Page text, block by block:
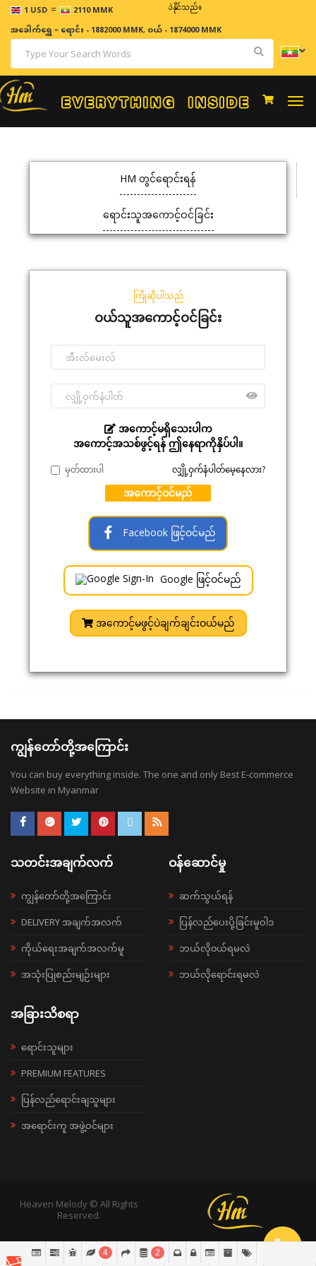
1 USD = 2110 MMK
ဈေးနှုန်းများသည် အချိန်နှင့် အမျှပြောင်းလဲနိုင်သည်။
အခေါက်ရွှေ=ရောင်း - 1882000 MMK, ဝယ် - 1874000 MMK
HM တွင်ရောင်းရန်
ရောင်းသူအကောင့်ဝင်ခြင်း
ကြိုဆိုပါသည်
ဝယ်သူအကောင့်ဝင်ခြင်း
အကောင့်မရှိသေးပါက
အကောင့်အသစ်ဖွင့်ရန် ဤနေရာကိုနှိပ်ပါ။
မှတ်ထားပါ လျှို့ဝှက်နံပါတ်မေ့နေလား?
အကောင့်ဝင်မည်
Facebook ဖြင့်ဝင်မည်
Google ဖြင့်ဝင်မည်
အကောင့်မဖွင့်ပဲချက်ချင်းဝယ်မည်
ကျွန်တော်တို့အကြောင်း
You can buy everything inside. The one and only Best E-commerce
Website in Myanmar
သတင်းအချက်လက်
ကျွန်တော်တို့အကြောင်း
DELIVERY အချက်အလက်
ကိုယ်ရေးအချက်အလက်မူ
အသုံးပြုစည်းမျဉ်းများ
ဝန်ဆောင်မှု
ဆက်သွယ်ရန်
ပြန်လည်ပေးပို့ခြင်းမူဝါဒ
ဘယ်လို၀ယ်ရမလဲ
ဘယ်လိုရောင်းရမလဲ
အခြားသိစရာ
ရောင်းသူများ
PREMIUM FEATURES
ပြန်လည်ရောင်းချသူများ
အရောင်းကူ အဖွဲ့ဝင်များ
Heaven Melody © All Rights
Reserved.
4 2